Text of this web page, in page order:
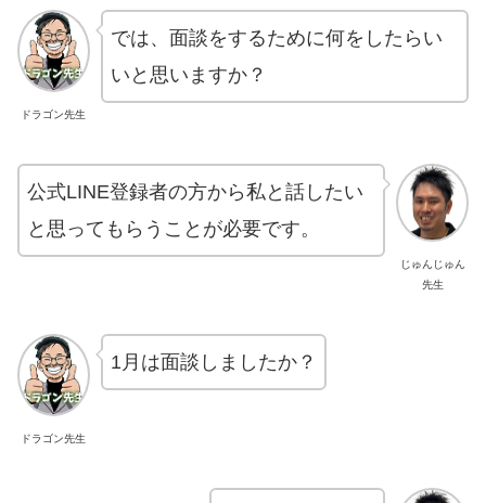
ドラゴン先生
では、面談をするために何をしたらい
いと思いますか？
じゅんじゅん
先生
公式LINE登録者の方から私と話したい
と思ってもらうことが必要です。
ドラゴン先生
1月は面談しましたか？